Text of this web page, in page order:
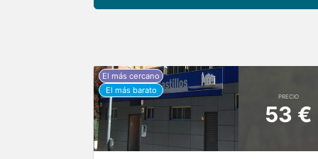
PRECIO
53 €